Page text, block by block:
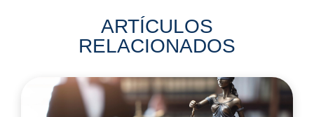
ARTÍCULOS
RELACIONADOS